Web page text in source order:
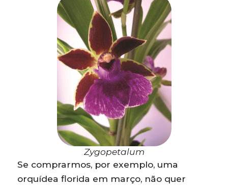
Zygopetalum
Se comprarmos, por exemplo, uma
orquídea florida em março, não quer